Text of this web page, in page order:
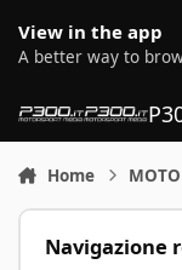
View in the app
A better way to
Home
Navigazione